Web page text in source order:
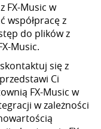
FX-Music w
współpracę z
do plików z
Music.
się z
Ci
FX-Music w
w zależności